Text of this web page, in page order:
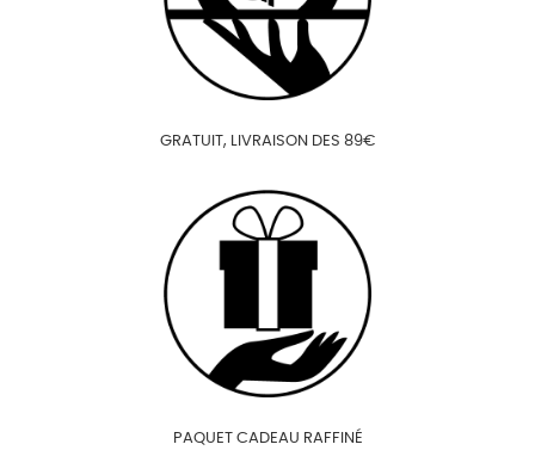
GRATUIT, LIVRAISON DES 89€
PAQUET CADEAU RAFFINÉ